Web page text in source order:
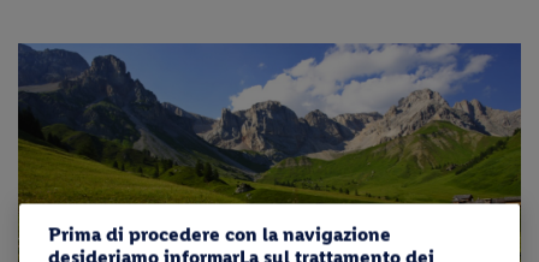
Prima di procedere con la navigazione
desideriamo informarLa sul trattamento dei